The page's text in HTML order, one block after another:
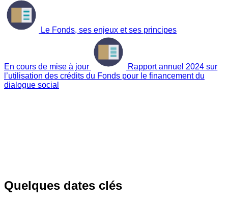
Le Fonds, ses enjeux et ses principes
En cours de mise à jour
Rapport annuel 2024 sur
l’utilisation des crédits du Fonds pour le financement du
dialogue social
Quelques dates clés